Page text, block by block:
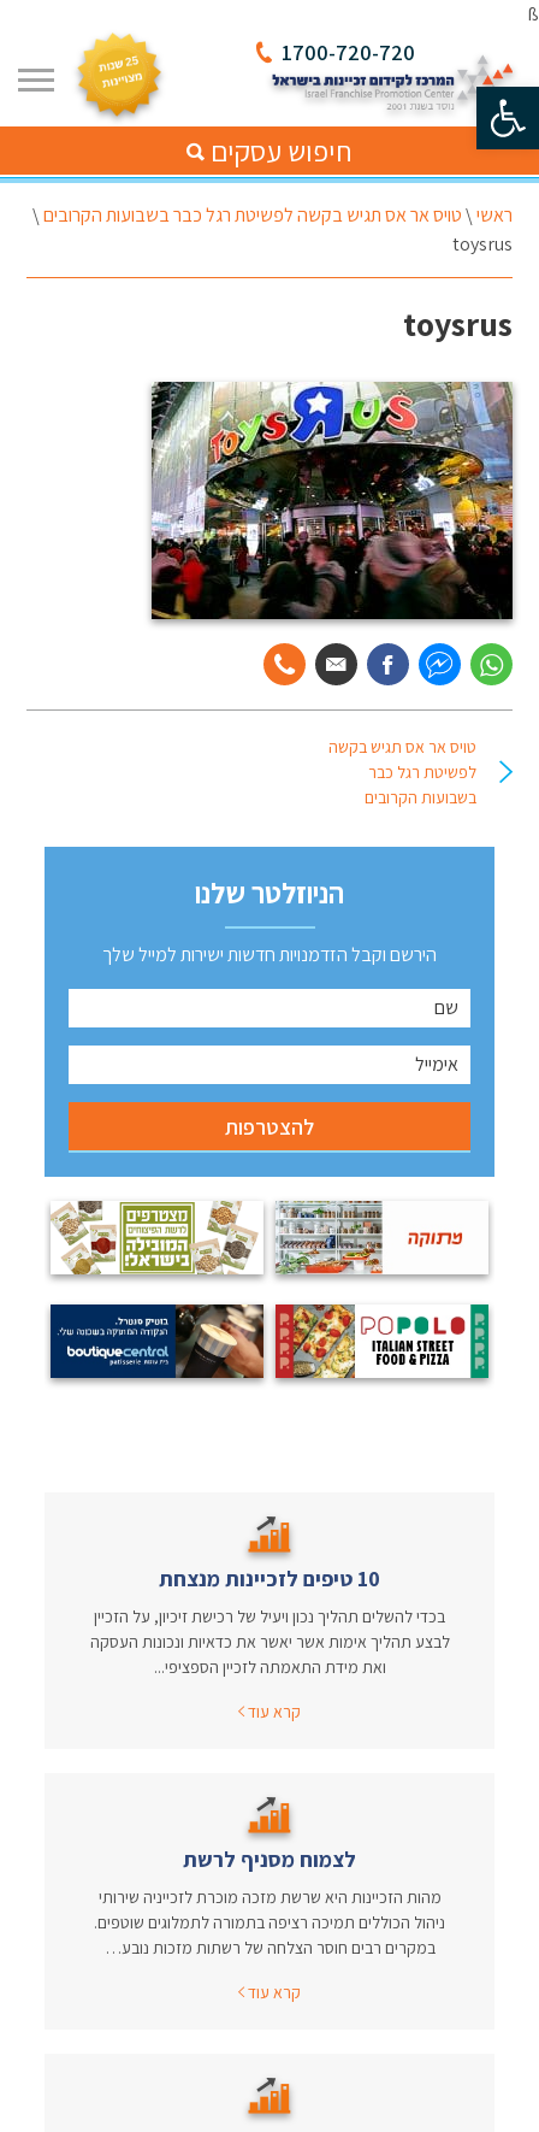
פתח סרגל נגישות
ß
1700-720-720
חיפוש עסקים
ראשי\טויס אר אס תגיש בקשה לפשיטת רגל כבר בשבועות הקרובים\
toysrus
toysrus
טויס אר אס תגיש בקשה
לפשיטת רגל כבר
בשבועות הקרובים
הניוזלטר שלנו
הירשם וקבל הזדמנויות חדשות ישירות למייל שלך
10 טיפים לזכיינות מנצחת
בכדי להשלים תהליך נכון ויעיל של רכישת זיכיון, על הזכיין
לבצע תהליך אימות אשר יאשר את כדאיות ונכונות העסקה
ואת מידת התאמתה לזכיין הספציפי...
קרא עוד
לצמוח מסניף לרשת
מהות הזכיינות היא שרשת מזכה מוכרת לזכייניה שירותי
ניהול הכוללים תמיכה רציפה בתמורה לתמלוגים שוטפים.
במקרים רבים חוסר הצלחה של רשתות מזכות נובע…
קרא עוד